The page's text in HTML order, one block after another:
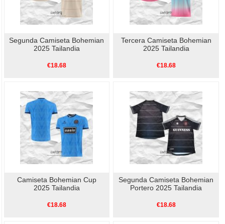
Segunda Camiseta Bohemian
2025 Tailandia
€18.68
Tercera Camiseta Bohemian
2025 Tailandia
€18.68
Camiseta Bohemian Cup
2025 Tailandia
€18.68
Segunda Camiseta Bohemian
Portero 2025 Tailandia
€18.68